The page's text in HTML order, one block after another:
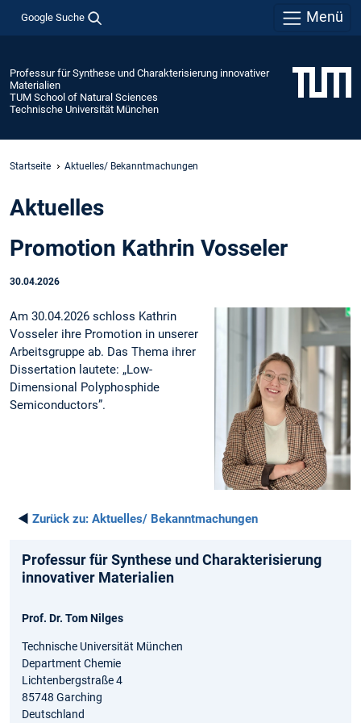
Google Suche Menü
Professur für Synthese und Charakterisierung innovativer
Materialien
TUM School of Natural Sciences
Technische Universität München
Startseite Aktuelles/ Bekanntmachungen
Aktuelles
Promotion Kathrin Vosseler
30.04.2026
Am 30.04.2026 schloss Kathrin
Vosseler ihre Promotion in unserer
Arbeitsgruppe ab. Das Thema ihrer
Dissertation lautete: „Low-
Dimensional Polyphosphide
Semiconductors”.
◄ Zurück zu: Aktuelles/ Bekanntmachungen
Professur für Synthese und Charakterisierung
innovativer Materialien
Prof. Dr. Tom Nilges
Technische Universität München
Department Chemie
Lichtenbergstraße 4
85748 Garching
Deutschland